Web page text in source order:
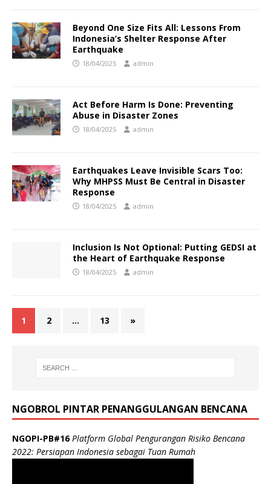
Beyond One Size Fits All: Lessons From
Indonesia’s Shelter Response After
Earthquake
18/04/2025 admin
Act Before Harm Is Done: Preventing
Abuse in Disaster Zones
18/04/2025 admin
Earthquakes Leave Invisible Scars Too:
Why MHPSS Must Be Central in Disaster
Response
18/04/2025 admin
Inclusion Is Not Optional: Putting GEDSI at
the Heart of Earthquake Response
18/04/2025 admin
1 2 … 13 »
NGOBROL PINTAR PENANGGULANGAN BENCANA
NGOPI-PB#16 Platform Global Pengurangan Risiko Bencana
2022: Persiapan Indonesia sebagai Tuan Rumah